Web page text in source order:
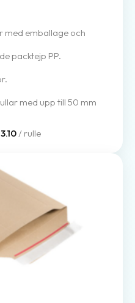
med emballage och
packtejp PP.
med upp till 50 mm
/ rulle